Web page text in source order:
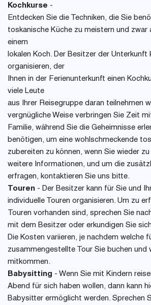
Kochkurse -
Entdecken Sie die Techniken, die Sie
toskanische Küche zu meistern und zwar
einem
lokalen Koch. Der Besitzer der Unterkunft
organisieren, der
Ihnen in der Ferienunterkunft einen
viele Leute
aus Ihrer Reisegruppe daran teilnehmen
vergnügliche Weise verbringen Sie Zeit
Familie, während Sie die Geheimnisse
benötigen, um eine wohlschmeckende
zubereiten zu können, wenn Sie wieder
weitere Informationen, und um die
erfragen, kontaktieren Sie uns bitte.
Touren - Der Besitzer kann für Sie und
individuelle Touren organisieren. Um zu
Touren vorhanden sind, sprechen Sie
mit dem Besitzer oder erkundigen Sie
Die Kosten variieren, je nachdem welche
zusammengestellte Tour Sie buchen und
mitkommen.
Babysitting - Wenn Sie mit Kindern
Abend für sich haben wollen, dann kann
Babysitter ermöglicht werden. Sprechen